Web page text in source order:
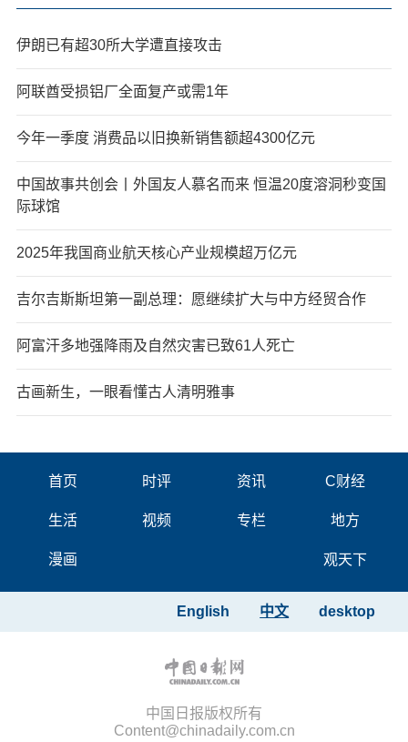
伊朗已有超30所大学遭直接攻击
阿联酋受损铝厂全面复产或需1年
今年一季度 消费品以旧换新销售额超4300亿元
中国故事共创会丨外国友人慕名而来 恒温20度溶洞秒变国
际球馆
2025年我国商业航天核心产业规模超万亿元
吉尔吉斯斯坦第一副总理：愿继续扩大与中方经贸合作
阿富汗多地强降雨及自然灾害已致61人死亡
古画新生，一眼看懂古人清明雅事
首页 时评 资讯 C财经
生活 视频 专栏 地方
漫画 观天下
desktop
中文
English
中国日报版权所有
Content@chinadaily.com.cn